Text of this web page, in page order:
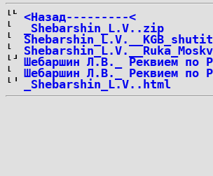
<Назад---------<
_Shebarshin_L.V..zip
Шебаршин Л.В._ Реквием по
Шебаршин Л.В._ Реквием по
_Shebarshin_L.V..html